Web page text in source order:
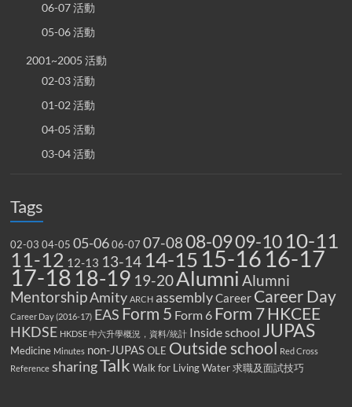
06-07 活動
05-06 活動
2001~2005 活動
02-03 活動
01-02 活動
04-05 活動
03-04 活動
Tags
02-03 04-05 05-06 06-07 07-0808-0909-10 10-11
11-12 12-13 13-14 14-15 15-16 16-17
17-18 18-19 19-20Alumni Alumni
MentorshipAmity ARCH assemblyCareer Career Day
Career Day (2016-17) EAS Form 5 Form 6 Form 7HKCEE
HKDSE HKDSE 中六升學概況，資料/統計 Inside school JUPAS
Medicine Minutes non-JUPAS OLE Outside school
Red Cross
Reference sharingTalk Walk for Living Water 求職及面試技巧